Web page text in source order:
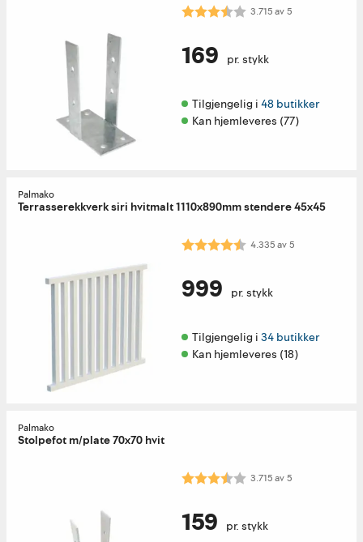
Karakter: 3.7 av 5 mulige
3.715av5
169 pr. stykk
Tilgjengelig i 48 butikker
Kan hjemleveres (77)
Palmako
Terrasserekkverk siri hvitmalt 1110x890mm stendere 45x45
Karakter: 4.3 av 5 mulige
4.335av5
999 pr. stykk
Tilgjengelig i 34 butikker
Kan hjemleveres (18)
Palmako
Stolpefot m/plate 70x70 hvit
Karakter: 3.7 av 5 mulige
3.715av5
159 pr. stykk